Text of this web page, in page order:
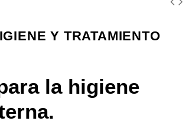
Y TRATAMIENTO
la higiene